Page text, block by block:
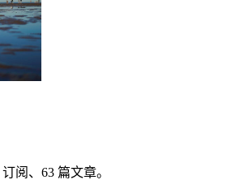
订阅、 63 篇文章。